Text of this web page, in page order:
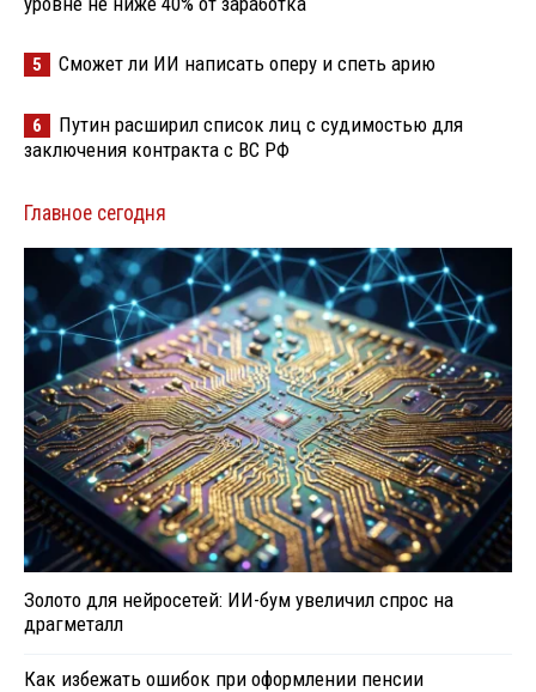
5 Сможет ли ИИ написать оперу и спеть арию
6
Путин расширил список лиц с судимостью для
заключения контракта с ВС РФ
Главное сегодня
Золото для нейросетей: ИИ-бум увеличил спрос на
драгметалл
Как избежать ошибок при оформлении пенсии